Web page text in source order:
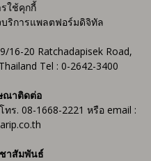
ใช้คุกกี้
ริการแพลตฟอร์มดิจิทัล
16-20 Ratchadapisek Road,
Tel : 0-2642-3400
ณาติดต่อ
. 08-1668-2221 หรือ email :
าสัมพันธ์